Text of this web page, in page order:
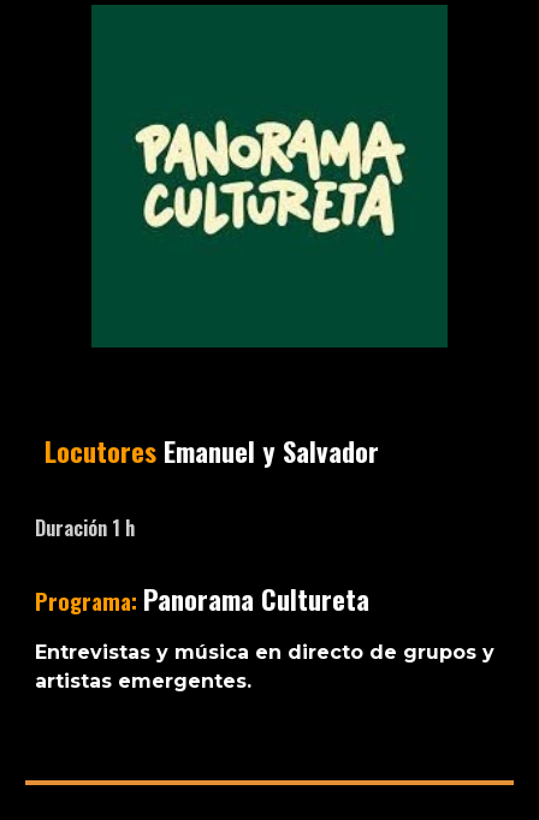
Locutores Emanuel y Salvador
Duración 1 h
Programa: Panorama Cultureta
Entrevistas y música en directo de grupos y
artistas emergentes.